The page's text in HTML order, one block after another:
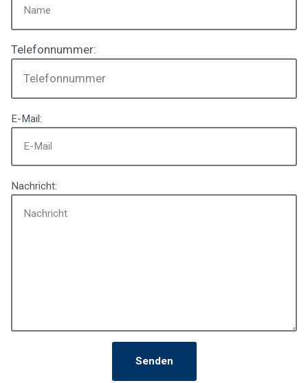
Telefonnummer:
E-Mail:
Nachricht:
Senden